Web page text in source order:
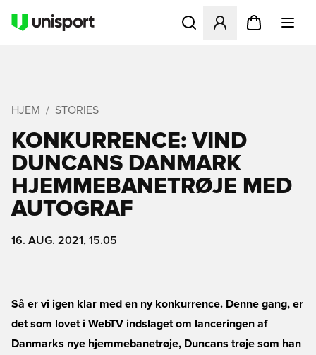
Åbner en Modal til at
HJEM STORIES
KONKURRENCE: VIND
DUNCANS DANMARK
HJEMMEBANETRØJE MED
AUTOGRAF
16. AUG. 2021, 15.05
Så er vi igen klar med en ny konkurrence. Denne gang, er
det som lovet i WebTV indslaget om lanceringen af
Danmarks nye hjemmebanetrøje, Duncans trøje som han